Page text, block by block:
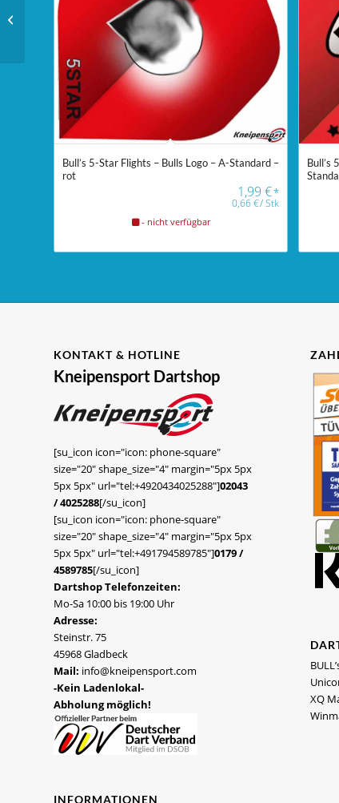
Bull’s 5-Star Flights – Bulls Logo – A-Standard –
rot
1,99€*
0,66€/Stk
- nicht verfügbar
Bull’s
KONTAKT & HOTLINE
Kneipensport Dartshop
[su_icon icon="icon: phone-square"
size="20" shape_size="4" margin="5px 5px
5px 5px" url="tel:+4920434025288"]02043
/ 4025288[/su_icon]
[su_icon icon="icon: phone-square"
size="20" shape_size="4" margin="5px 5px
5px 5px" url="tel:+491794589785"]0179 /
4589785[/su_icon]
Dartshop Telefonzeiten:
Mo-Sa 10:00 bis 19:00 Uhr
Adresse:
Steinstr. 75
45968 Gladbeck
Mail: info@kneipensport.com
-Kein Ladenlokal-
Abholung möglich!
INFORMATIONEN
XQ
Unicorn Dartstand Tri-